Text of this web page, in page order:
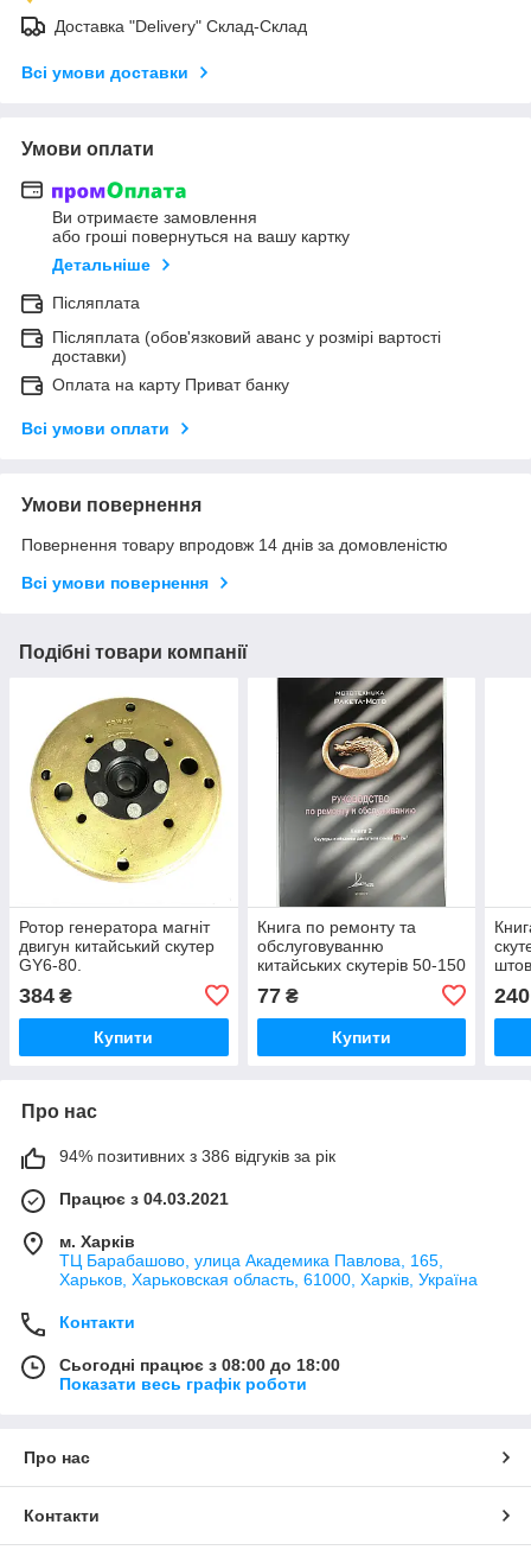
Доставка "Delivery" Склад-Склад
Всі умови доставки
Умови оплати
Ви отримаєте замовлення
або гроші повернуться на вашу картку
Детальніше
Післяплата
Післяплата (обов'язковий аванс у розмірі вартості
доставки)
Оплата на карту Приват банку
Всі умови оплати
Умови повернення
Повернення товару впродовж 14 днів за домовленістю
Всі умови повернення
Подібні товари компанії
Ротор генератора магніт
двигун китайський скутер
GY6-80.
384 ₴
Купити
Книга по ремонту та
обслуговуванню
китайських скутерів 50-150
77₴
Купити
240
Про нас
94% позитивних з 386 відгуків за рік
Працює з 04.03.2021
м. Харків
ТЦ Барабашово, улица Академика Павлова, 165,
Харьков, Харьковская область, 61000, Харків, Україна
Контакти
Сьогодні працює з 08:00 до 18:00
Показати весь графік роботи
Про нас
Контакти